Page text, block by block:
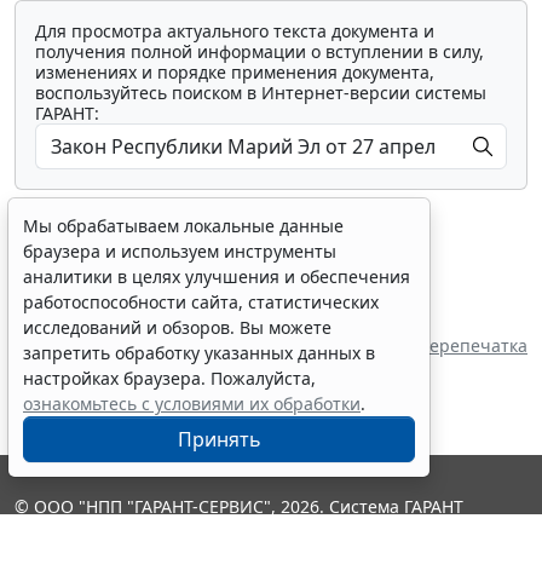
Для просмотра актуального текста документа и
получения полной информации о вступлении в силу,
изменениях и порядке применения документа,
воспользуйтесь поиском в Интернет-версии системы
ГАРАНТ:
Показать все материалы
Перепечатка
Мы обрабатываем локальные данные
браузера и используем инструменты
аналитики в целях улучшения и обеспечения
работоспособности сайта, статистических
исследований и обзоров. Вы можете
запретить обработку указанных данных в
настройках браузера. Пожалуйста,
ознакомьтесь с условиями их обработки.
Принять
© ООО "НПП "ГАРАНТ-СЕРВИС", 2026. Система ГАРАНТ